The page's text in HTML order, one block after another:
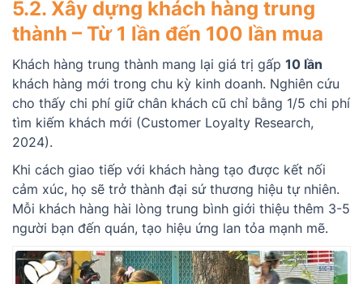
5.2. Xây dựng khách hàng trung
thành – Từ 1 lần đến 100 lần mua
Khách hàng trung thành mang lại giá trị gấp 10 lần
khách hàng mới trong chu kỳ kinh doanh. Nghiên cứu
cho thấy chi phí giữ chân khách cũ chỉ bằng 1/5 chi phí
tìm kiếm khách mới (Customer Loyalty Research,
2024).
Khi cách giao tiếp với khách hàng tạo được kết nối
cảm xúc, họ sẽ trở thành đại sứ thương hiệu tự nhiên.
Mỗi khách hàng hài lòng trung bình giới thiệu thêm 3-5
người bạn đến quán, tạo hiệu ứng lan tỏa mạnh mẽ.